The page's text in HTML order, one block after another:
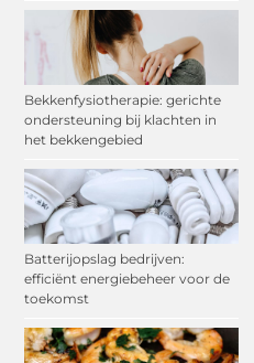
Bekkenfysiotherapie: gerichte
ondersteuning bij klachten in
het bekkengebied
Batterijopslag bedrijven:
efficiënt energiebeheer voor de
toekomst